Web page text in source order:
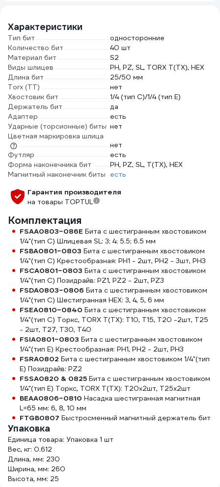
Характеристики
Тип бит
односторонние
Количество бит
40 шт
Материал бит
S2
Виды шлицев
PH, PZ, SL, TORX T(TX), HEX
Длина бит
25/50 мм
Torx (TT)
нет
Хвостовик бит
1/4 (тип С)/1/4 (тип Е)
Держатель бит
да
Адаптер
есть
Ударные (торсионные) биты нет
Цветная маркировка шлица
нет
Футляр
есть
Форма наконечника бит
PH, PZ, SL, T(TX), HEX
Магнитный наконечник биты
есть
Гарантия производителя
на товары TOPTUL
Комплектация
FSAA0803~086E Бита с шестигранным хвостовиком
1/4"(тип С) Шлицевая SL: 3; 4; 5.5; 6.5 мм
FSBA0801~0803 Бита с шестигранным хвостовиком
1/4"(тип С) Крестообразная: PH1 - 2шт, PH2 - 3шт, PH3
FSCA0801~0803 Бита с шестигранным хвостовиком
1/4"(тип С) Позидрайв: PZ1, PZ2 - 2шт, PZ3
FSDA0803~0806 Бита с шестигранным хвостовиком
1/4"(тип С) Шестигранная HEX: 3, 4, 5, 6 мм
FSEA0810~0840 Бита с шестигранным хвостовиком
1/4"(тип С) Торкс, TORX T(TX): T10, T15, T20 -2шт, T25
- 2шт, T27, T30, T40
FSIA0801~0803 Бита с шестигранным хвостовиком
1/4"(тип Е) Крестообразная: PH1, PH2 - 2шт, PH3
FSRA0802 Бита с шестигранным хвостовиком 1/4"(тип
Е) Позидрайв: PZ2
FSSA0820 & 0825 Бита с шестигранным хвостовиком
1/4"(тип Е) Торкс, TORX T(TX): T20x2шт, T25x2шт
BEAA0806~0810 Насадка шестигранная магнитная
L=65 мм: 6, 8, 10 мм
FTGB0807 Быстросменный магнитный держатель бит
Упаковка
Единица товара: Упаковка 1 шт
Вес, кг: 0.612
Длина, мм: 230
Ширина, мм: 260
Высота, мм: 25